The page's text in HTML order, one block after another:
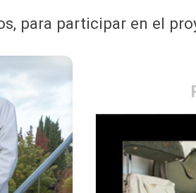
para participar en el